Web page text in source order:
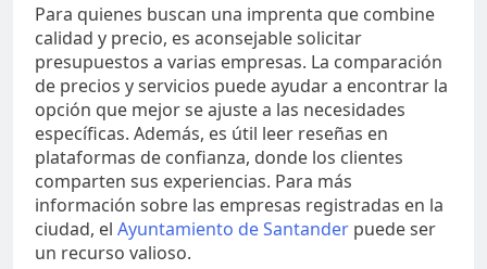
Para quienes buscan una imprenta que combine
calidad y precio, es aconsejable solicitar
presupuestos a varias empresas. La comparación
de precios y servicios puede ayudar a encontrar la
opción que mejor se ajuste a las necesidades
específicas. Además, es útil leer reseñas en
plataformas de confianza, donde los clientes
comparten sus experiencias. Para más
información sobre las empresas registradas en la
ciudad, el Ayuntamiento de Santander puede ser
un recurso valioso.